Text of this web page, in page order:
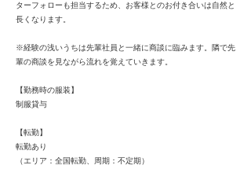
ターフォローも担当するため、お客様とのお付き合いは自然と
長くなります。
※経験の浅いうちは先輩社員と一緒に商談に臨みます。隣で先
輩の商談を見ながら流れを覚えていきます。
【勤務時の服装】
制服貸与
【転勤】
転勤あり
（エリア：全国転勤、周期：不定期）